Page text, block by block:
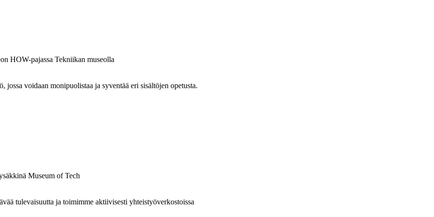
voidaan monipuolistaa ja syventää eri sisältöjen opetusta.
tulevaisuutta ja toimimme aktiivisesti yhteistyöverkostoissa